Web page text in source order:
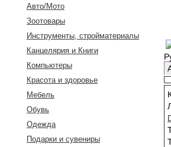
Авто/Мото
Зоотовары
Инструменты, стройматериалы
Канцелярия и Книги
Компьютеры
Красота и здоровье
Мебель
Обувь
Одежда
Подарки и сувениры